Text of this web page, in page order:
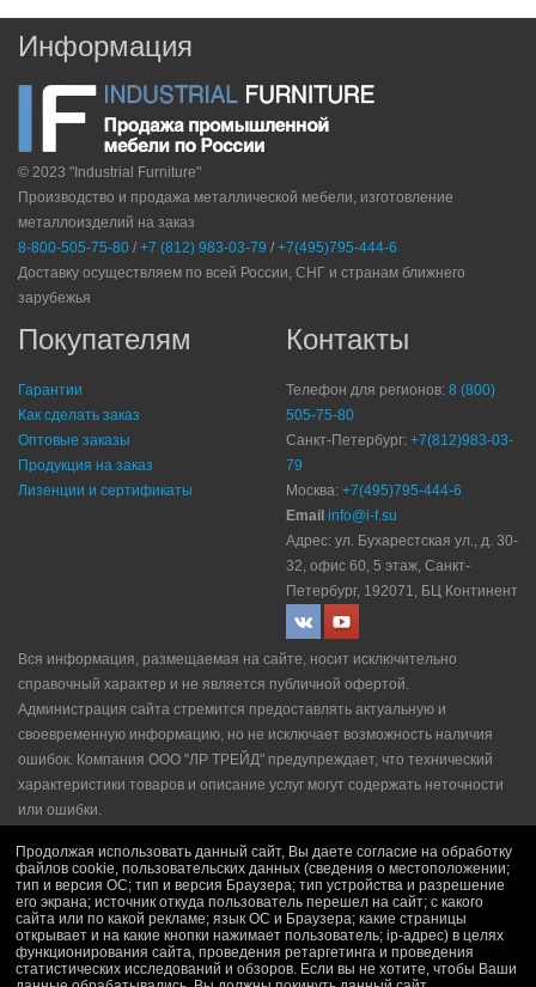
Информация
© 2023 "Industrial Furniture"
Производство и продажа металлической мебели, изготовление
металлоизделий на заказ
8-800-505-75-80 / +7 (812) 983-03-79 / +7(495)795-444-6
Доставку осуществляем по всей России, СНГ и странам ближнего
зарубежья
Покупателям
Гарантии
Как сделать заказ
Оптовые заказы
Продукция на заказ
Лизенции и сертификаты
Контакты
Телефон для регионов: 8 (800)
505-75-80
Санкт-Петербург: +7(812)983-03-
79
Москва: +7(495)795-444-6
Email info@i-f.su
Адрес: ул. Бухарестская ул., д. 30-
32, офис 60, 5 этаж, Санкт-
Петербург, 192071, БЦ Континент
Вся информация, размещаемая на сайте, носит исключительно
справочный характер и не является публичной офертой.
Администрация сайта стремится предоставлять актуальную и
своевременную информацию, но не исключает возможность наличия
ошибок. Компания ООО "ЛР ТРЕЙД" прeдупрeждaeт, что технический
характеристики товаров и описание услуг могут содержать неточности
или ошибки.
Политика рекламной рассылки|Правила продажи
Продолжая использовать данный сайт, Вы даете согласие на обработку
файлов cookie, пользовательских данных (сведения о местоположении;
тип и версия ОС; тип и версия Браузера; тип устройства и разрешение
его экрана; источник откуда пользователь перешел на сайт; с какого
сайта или по какой рекламе; язык ОС и Браузера; какие страницы
открывает и на какие кнопки нажимает пользователь; ip-адрес) в целях
функционирования сайта, проведения ретаргетинга и проведения
статистических исследований и обзоров. Если вы не хотите, чтобы Ваши